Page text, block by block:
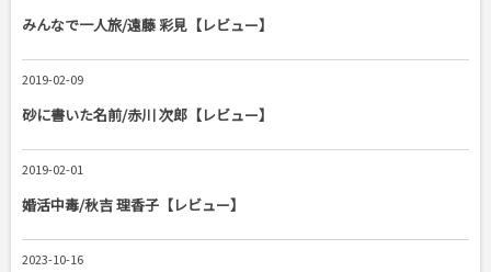
みんなで一人旅/遠藤 彩見【レビュー】
2019-02-09
砂に書いた名前/赤川 次郎【レビュー】
2019-02-01
婚活中毒/秋吉 理香子【レビュー】
2023-10-16